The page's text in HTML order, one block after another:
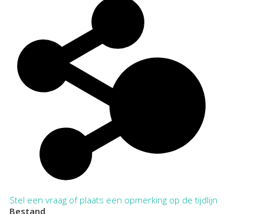
Stel een vraag of plaats een opmerking op de tijdlijn
Bestand